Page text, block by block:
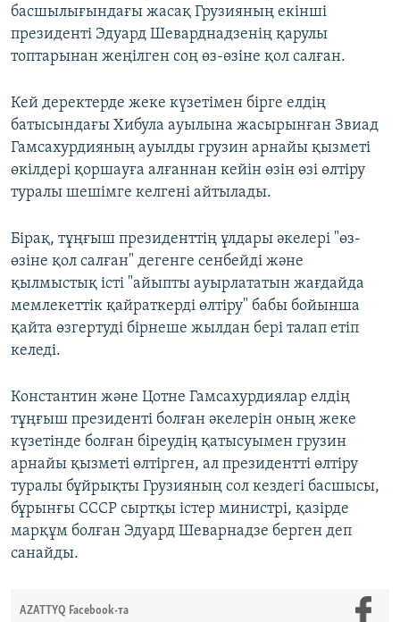
басшылығындағы жасақ Грузияның екінші
президенті Эдуард Шеварднадзенің қарулы
топтарынан жеңілген соң өз-өзіне қол салған.
Кей деректерде жеке күзетімен бірге елдің
батысындағы Хибула ауылына жасырынған Звиад
Гамсахурдияның ауылды грузин арнайы қызметі
өкілдері қоршауға алғаннан кейін өзін өзі өлтіру
туралы шешімге келгені айтылады.
Бірақ, тұңғыш президенттің ұлдары әкелері "өз-
өзіне қол салған" дегенге сенбейді және
қылмыстық істі "айыпты ауырлататын жағдайда
мемлекеттік қайраткерді өлтіру" бабы бойынша
қайта өзгертуді бірнеше жылдан бері талап етіп
келеді.
Константин және Цотне Гамсахурдиялар елдің
тұңғыш президенті болған әкелерін оның жеке
күзетінде болған біреудің қатысуымен грузин
арнайы қызметі өлтірген, ал президентті өлтіру
туралы бұйрықты Грузияның сол кездегі басшысы,
бұрынғы СССР сыртқы істер министрі, қазірде
марқұм болған Эдуард Шеварнадзе берген деп
санайды.
AZATTYQ Facebook-та